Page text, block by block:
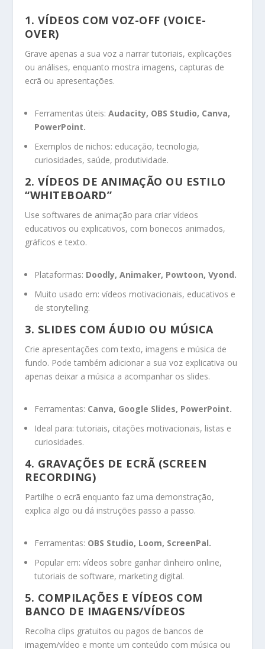
1. VÍDEOS COM VOZ-OFF (VOICE-
OVER)
Grave apenas a sua voz a narrar tutoriais, explicações
ou análises, enquanto mostra imagens, capturas de
ecrã ou apresentações.
Ferramentas úteis:Audacity, OBS Studio, Canva,
PowerPoint.
Exemplos de nichos: educação, tecnologia,
curiosidades, saúde, produtividade.
2. VÍDEOS DE ANIMAÇÃO OU ESTILO
“WHITEBOARD”
Use softwares de animação para criar vídeos
educativos ou explicativos, com bonecos animados,
gráficos e texto.
Plataformas: Doodly, Animaker, Powtoon, Vyond.
Muito usado em: vídeos motivacionais, educativos e
de storytelling.
3. SLIDES COM ÁUDIO OU MÚSICA
Crie apresentações com texto, imagens e música de
fundo. Pode também adicionar a sua voz explicativa ou
apenas deixar a música a acompanhar os slides.
Ferramentas: Canva, Google Slides, PowerPoint.
Ideal para: tutoriais, citações motivacionais, listas e
curiosidades.
4. GRAVAÇÕES DE ECRÃ (SCREEN
RECORDING)
Partilhe o ecrã enquanto faz uma demonstração,
explica algo ou dá instruções passo a passo.
Ferramentas: OBS Studio, Loom, ScreenPal.
Popular em: vídeos sobre ganhar dinheiro online,
tutoriais de software, marketing digital.
5. COMPILAÇÕES E VÍDEOS COM
BANCO DE IMAGENS/VÍDEOS
Recolha clips gratuitos ou pagos de bancos de
imagem/vídeo e monte um conteúdo com música ou